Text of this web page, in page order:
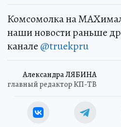
Комсомолка на
наши новости раньше
канале @truekpru
Александра ЛЯБИНА
главный редактор КП-ТВ